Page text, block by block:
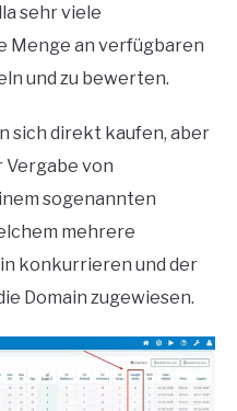
sehr viele
Menge an verfügbaren
und zu bewerten.
sich direkt kaufen, aber
Vergabe von
sogenannten
mehrere
konkurrieren und der
Domain zugewiesen.